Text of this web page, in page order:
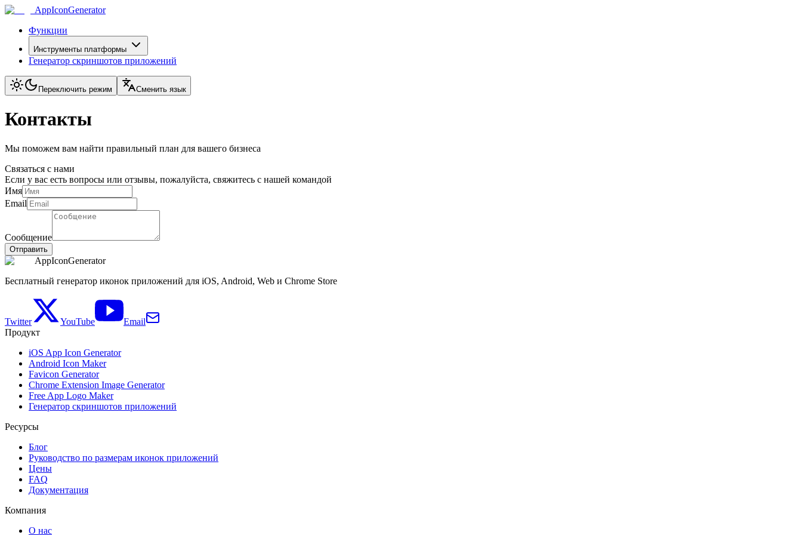
AppIconGenerator
Функции
Инструменты платформы
Генератор скриншотов приложений
Переключить режим Сменить язык
Контакты
Мы поможем вам найти правильный план для вашего бизнеса
Связаться с нами
Если у вас есть вопросы или отзывы, пожалуйста, свяжитесь с нашей командой
Имя
Email
Сообщение
Отправить
AppIconGenerator
Бесплатный генератор иконок приложений для iOS, Android, Web и Chrome Store
Twitter YouTube
Email
Продукт
iOS App Icon Generator
Android Icon Maker
Favicon Generator
Chrome Extension Image Generator
Free App Logo Maker
Генератор скриншотов приложений
Ресурсы
Блог
Руководство по размерам иконок приложений
Цены
FAQ
Документация
Компания
О нас